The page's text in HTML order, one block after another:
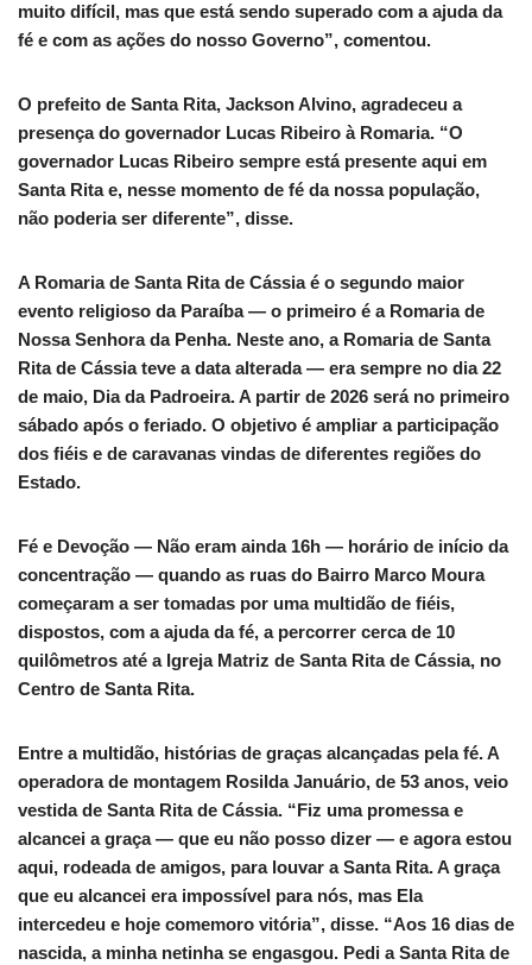
muito difícil, mas que está sendo superado com a ajuda da
fé e com as ações do nosso Governo”, comentou.
O prefeito de Santa Rita, Jackson Alvino, agradeceu a
presença do governador Lucas Ribeiro à Romaria. “O
governador Lucas Ribeiro sempre está presente aqui em
Santa Rita e, nesse momento de fé da nossa população,
não poderia ser diferente”, disse.
A Romaria de Santa Rita de Cássia é o segundo maior
evento religioso da Paraíba — o primeiro é a Romaria de
Nossa Senhora da Penha. Neste ano, a Romaria de Santa
Rita de Cássia teve a data alterada — era sempre no dia 22
de maio, Dia da Padroeira. A partir de 2026 será no primeiro
sábado após o feriado. O objetivo é ampliar a participação
dos fiéis e de caravanas vindas de diferentes regiões do
Estado.
Fé e Devoção — Não eram ainda 16h — horário de início da
concentração — quando as ruas do Bairro Marco Moura
começaram a ser tomadas por uma multidão de fiéis,
dispostos, com a ajuda da fé, a percorrer cerca de 10
quilômetros até a Igreja Matriz de Santa Rita de Cássia, no
Centro de Santa Rita.
Entre a multidão, histórias de graças alcançadas pela fé. A
operadora de montagem Rosilda Januário, de 53 anos, veio
vestida de Santa Rita de Cássia. “Fiz uma promessa e
alcancei a graça — que eu não posso dizer — e agora estou
aqui, rodeada de amigos, para louvar a Santa Rita. A graça
que eu alcancei era impossível para nós, mas Ela
intercedeu e hoje comemoro vitória”, disse. “Aos 16 dias de
nascida, a minha netinha se engasgou. Pedi a Santa Rita de